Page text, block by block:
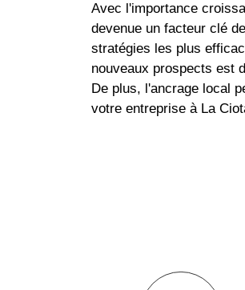
Avec l'importance
devenue un facteur clé
stratégies les plus
nouveaux prospects est
De plus, l'ancrage local
votre entreprise à La